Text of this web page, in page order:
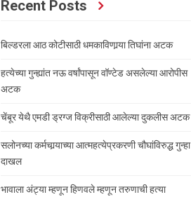
Recent Posts
बिल्डरला आठ कोटीसाठी धमकाविणार्‍या तिघांना अटक
हत्येच्या गुन्ह्यांत नऊ वर्षांपासून वॉण्टेड असलेल्या आरोपीस
अटक
चेंबूर येथै एमडी ड्रग्ज विक्रीसाठी आलेल्या दुकलीस अटक
सलोनच्या कर्मचार्‍याच्या आत्महत्येप्रकरणी चौघांविरुद्ध गुन्हा
दाखल
भावाला अंट्या म्हणून हिणवले म्हणून तरुणाची हत्या